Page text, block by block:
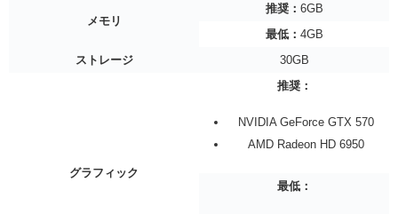
メモリ
推奨： 6GB
最低： 4GB
ストレージ
30GB
グラフィック
推奨：
NVIDIA GeForce GTX 570
AMD Radeon HD 6950
最低：